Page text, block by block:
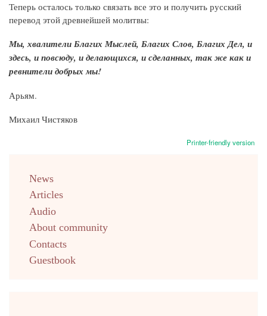
Теперь осталось только связать все это и получить русский
перевод этой древнейшей молитвы:
Мы, хвалители Благих Мыслей, Благих Слов, Благих Дел, и
здесь, и повсюду, и делающихся, и сделанных, так же как и
ревнители добрых мы!
Арьям.
Михаил Чистяков
Printer-friendly version
english
News
Articles
Audio
About community
Contacts
Guestbook